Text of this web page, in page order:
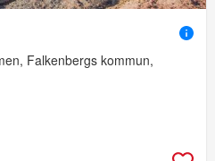
Falkenbergs kommun,